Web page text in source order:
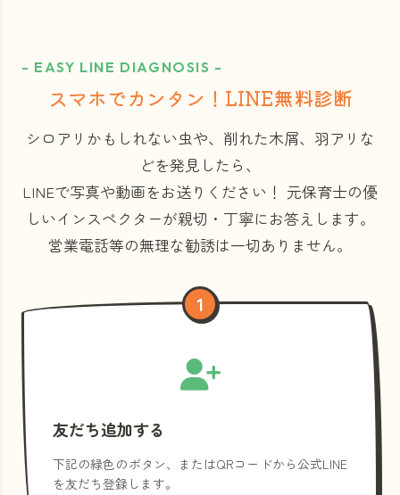
- EASY LINE DIAGNOSIS -
スマホでカンタン！LINE無料診断
シロアリかもしれない虫や、削れた木屑、羽アリな
どを発見したら、
LINEで写真や動画をお送りください！ 元保育士の優
しいインスペクターが親切・丁寧にお答えします。
営業電話等の無理な勧誘は一切ありません。
1
友だち追加する
下記の緑色のボタン、またはQRコードから公式LINE
を友だち登録します。